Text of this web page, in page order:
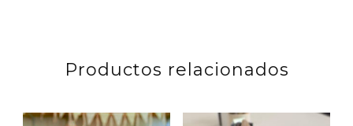
Productos relacionados